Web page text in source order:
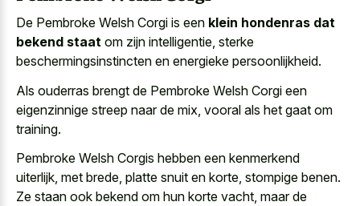
De Pembroke Welsh Corgi is een klein hondenras dat
bekend staat om zijn intelligentie, sterke
beschermingsinstincten en energieke persoonlijkheid.
Als ouderras brengt de Pembroke Welsh Corgi een
eigenzinnige streep naar de mix, vooral als het gaat om
training.
Pembroke Welsh Corgis hebben een kenmerkend
uiterlijk, met brede, platte snuit en korte, stompige benen.
Ze staan ook bekend om hun korte vacht, maar de